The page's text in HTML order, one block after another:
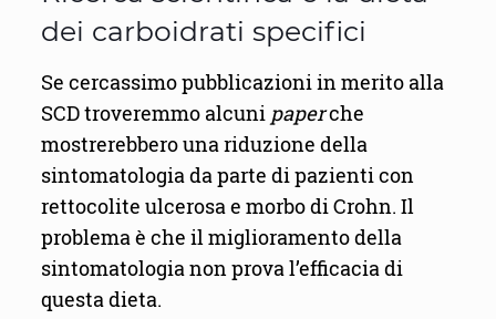
dei carboidrati specifici
Se cercassimo pubblicazioni in merito alla
SCD troveremmo alcuni paperche
mostrerebbero una riduzione della
sintomatologia da parte di pazienti con
rettocolite ulcerosa e morbo di Crohn. Il
problema è che il miglioramento della
sintomatologia non prova l’efficacia di
questa dieta.